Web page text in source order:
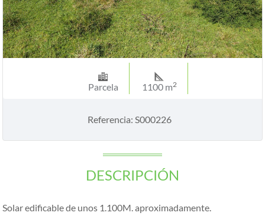
Parcela 1100 m2
Referencia: S000226
DESCRIPCIÓN
Solar edificable de unos 1.100M. aproximadamente.